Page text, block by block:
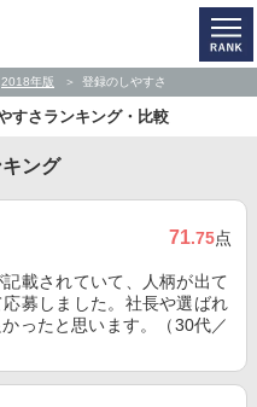
2018年版 登録のしやすさ
すさランキング・比較
ング
71.75点
載されていて、人柄が出て
募しました。社長や選ばれ
ったと思います。（30代／